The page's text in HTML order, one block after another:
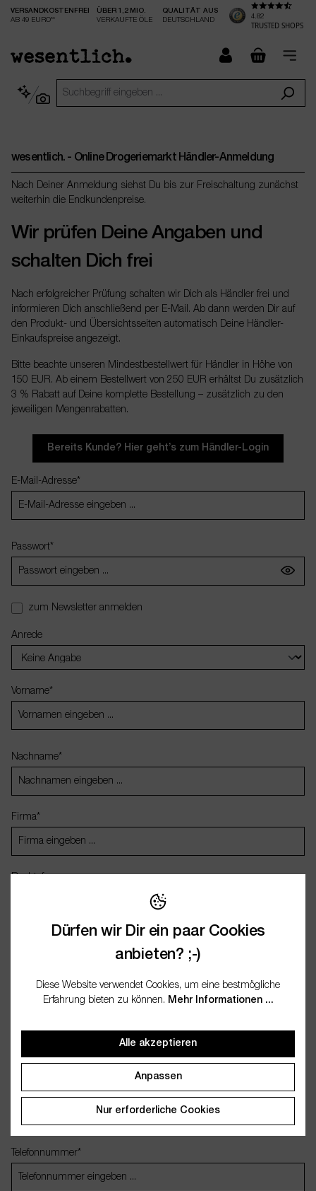
springen
VERSANDKOSTENFREI
AB 49 EURO**
ÜBER 1,2 MIO.
VERKAUFTE ÖLE
QUALITÄT AUS
DEUTSCHLAND
4.82
TRUSTED SHOPS
wesentlich. - Online Drogeriemarkt Händler-Anmeldung
Nach Deiner Anmeldung siehst Du bis zur Freischaltung zunächst
weiterhin die Endkundenpreise.
Wir prüfen Deine Angaben und
schalten Dich frei
Nach erfolgreicher Prüfung schalten wir Dich als Händler frei und
informieren Dich anschließend per E-Mail. Ab dann werden Dir auf
den Produkt- und Übersichtsseiten automatisch Deine Händler-
Einkaufspreise angezeigt.
Bitte beachte unseren Mindestbestellwert für Händler in Höhe von
150 EUR. Ab einem Bestellwert von 250 EUR erhältst Du zusätzlich
3 % Rabatt auf Deine komplette Bestellung – zusätzlich zu den
jeweiligen Mengenrabatten.
Bereits Kunde? Hier geht’s zum Händler-Login
Persönliche Informationen
E-Mail-Adresse*
Passwort*
zum Newsletter anmelden
Anrede
Vorname*
Nachname*
Firma*
Ort*
Land*
Telefonnummer*
Dürfen wir Dir ein paar Cookies
anbieten? ;-)
Diese Website verwendet Cookies, um eine bestmögliche
Erfahrung bieten zu können. Mehr Informationen ...
Alle akzeptieren
Anpassen
Nur erforderliche Cookies